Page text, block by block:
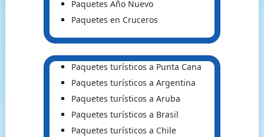
Paquetes Año Nuevo
Paquetes en Cruceros
Paquetes turísticos a Punta Cana
Paquetes turísticos a Argentina
Paquetes turísticos a Aruba
Paquetes turísticos a Brasil
Paquetes turísticos a Chile